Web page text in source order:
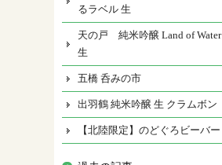
るラベル 生
天の戸 純米吟醸 Land of Water
生
五橋 呑みの市
出羽鶴 純米吟醸 生 クラムボン
【北陸限定】のどぐろビーバー